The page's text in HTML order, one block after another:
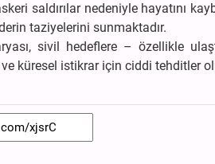
saldırılar nedeniyle hayatını
taziyelerini sunmaktadır.
sivil hedeflere – özellikle
ve küresel istikrar için ciddi tehditler